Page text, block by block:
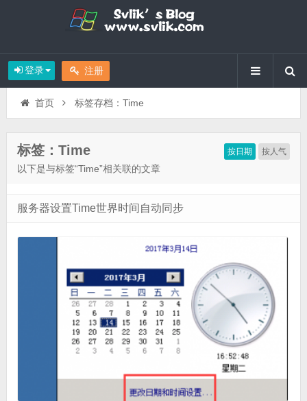
登录 注册
首页 标签存档：Time
按日期 按人气
标签：Time
以下是与标签“Time”相关联的文章
服务器设置Time世界时间自动同步